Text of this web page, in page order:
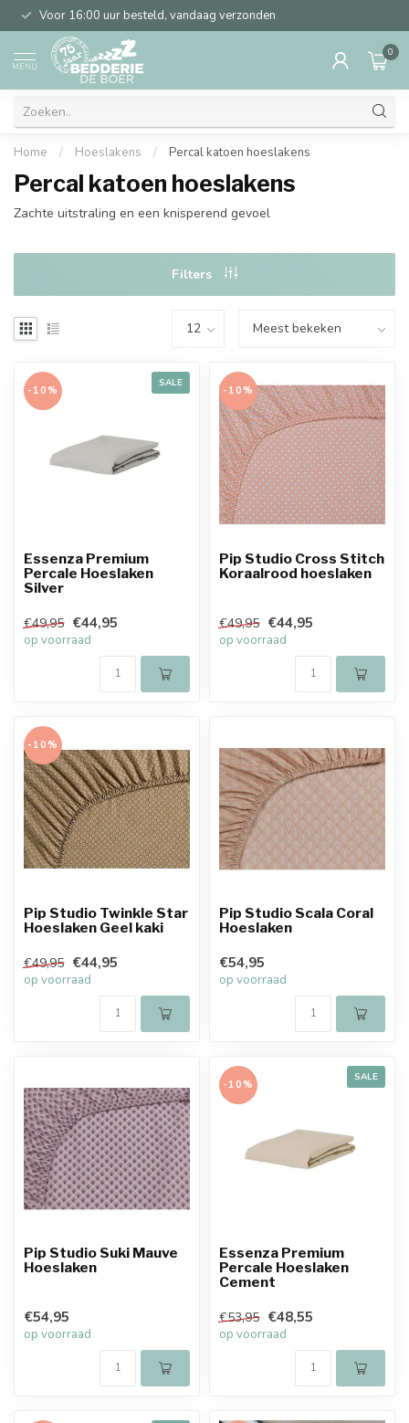
Voor 16:00 uur besteld, vandaag verzonden
MENU
0
Home / Hoeslakens / Percal katoen hoeslakens
Percal katoen hoeslakens
Zachte uitstraling en een knisperend gevoel
Filters
SALE
-10%
Essenza Premium
Percale Hoeslaken
Silver
€49,95 €44,95
op voorraad
-10%
Pip Studio Cross Stitch
Koraalrood hoeslaken
€49,95 €44,95
op voorraad
-10%
Pip Studio Twinkle Star
Hoeslaken Geel kaki
€49,95 €44,95
op voorraad
Pip Studio Scala Coral
Hoeslaken
€54,95
op voorraad
Pip Studio Suki Mauve
Hoeslaken
€54,95
op voorraad
SALE
-10%
Essenza Premium
Percale Hoeslaken
Cement
€53,95 €48,55
op voorraad